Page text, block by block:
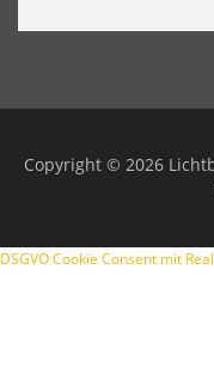
Copyright © 2026
DSGVO Cookie Consent mit